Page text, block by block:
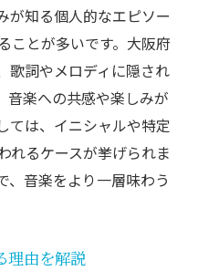
が知る個人的なエピソー
ことが多いです。大阪府
歌詞やメロディに隠され
音楽への共感や楽しみが
ては、イニシャルや特定
れるケースが挙げられま
、音楽をより一層味わう
理由を解説